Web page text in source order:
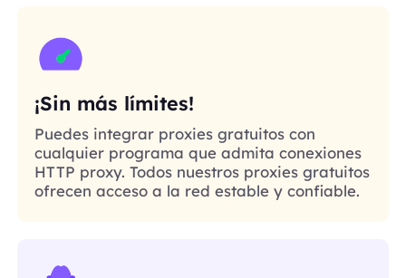
¡Sin más límites!
Puedes integrar proxies gratuitos con
cualquier programa que admita conexiones
HTTP proxy. Todos nuestros proxies gratuitos
ofrecen acceso a la red estable y confiable.